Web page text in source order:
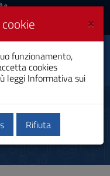
e
×
funzionamento,
cookies
leggi Informativa sui
Rifiuta